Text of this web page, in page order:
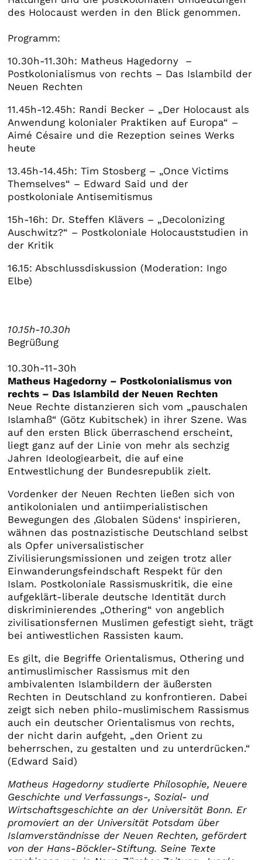
des Holocaust werden in den Blick genommen.
Programm:
10.30h-11.30h: Matheus Hagedorny –
Postkolonialismus von rechts – Das Islambild der
Neuen Rechten
11.45h-12.45h: Randi Becker – „Der Holocaust als
Anwendung kolonialer Praktiken auf Europa“ –
Aimé Césaire und die Rezeption seines Werks
heute
13.45h-14.45h: Tim Stosberg – „Once Victims
Themselves“ – Edward Said und der
postkoloniale Antisemitismus
15h-16h: Dr. Steffen Klävers – „Decolonizing
Auschwitz?“ – Postkoloniale Holocauststudien in
der Kritik
16.15: Abschlussdiskussion (Moderation: Ingo
Elbe)
10.15h-10.30h
Begrüßung
10.30h-11-30h
Matheus Hagedorny – Postkolonialismus von
rechts – Das Islambild der Neuen Rechten
Neue Rechte distanzieren sich vom „pauschalen
Islamhaß“ (Götz Kubitschek) in ihrer Szene. Was
auf den ersten Blick überraschend erscheint,
liegt ganz auf der Linie von mehr als sechzig
Jahren Ideologiearbeit, die auf eine
Entwestlichung der Bundesrepublik zielt.
Vordenker der Neuen Rechten ließen sich von
antikolonialen und antiimperialistischen
Bewegungen des ‚Globalen Südens‘ inspirieren,
wähnen das postnazistische Deutschland selbst
als Opfer universalistischer
Zivilisierungsmissionen und zeigen trotz aller
Einwanderungsfeindschaft Respekt für den
Islam. Postkoloniale Rassismuskritik, die eine
aufgeklärt-liberale deutsche Identität durch
diskriminierendes „Othering“ von angeblich
zivilisationsfernen Muslimen gefestigt sieht, trägt
bei antiwestlichen Rassisten kaum.
Es gilt, die Begriffe Orientalismus, Othering und
antimuslimischer Rassismus mit den
ambivalenten Islambildern der äußersten
Rechten in Deutschland zu konfrontieren. Dabei
zeigt sich neben philo-muslimischem Rassismus
auch ein deutscher Orientalismus von rechts,
der nicht darin aufgeht, „den Orient zu
beherrschen, zu gestalten und zu unterdrücken.“
(Edward Said)
Matheus Hagedorny studierte Philosophie, Neuere
Geschichte und Verfassungs-, Sozial- und
Wirtschaftsgeschichte an der Universität Bonn. Er
promoviert an der Universität Potsdam über
Islamverständnisse der Neuen Rechten, gefördert
von der Hans-Böckler-Stiftung. Seine Texte